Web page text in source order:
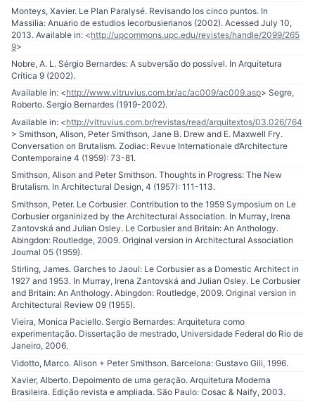
Monteys, Xavier. Le Plan Paralysé. Revisando los cinco puntos. In
Massilia: Anuario de estudios lecorbusierianos (2002). Acessed July 10,
2013. Available in: <http://upcommons.upc.edu/revistes/handle/2099/265
9>
Nobre, A. L. Sérgio Bernardes: A subversão do possível. In Arquitetura
Crítica 9 (2002).
Available in: <http://www.vitruvius.com.br/ac/ac009/ac009.asp> Segre,
Roberto. Sergio Bernardes (1919-2002).
Available in: <http://vitruvius.com.br/revistas/read/arquitextos/03.026/764
> Smithson, Alison, Peter Smithson, Jane B. Drew and E. Maxwell Fry.
Conversation on Brutalism. Zodiac: Revue Internationale d’Architecture
Contemporaine 4 (1959): 73-81.
Smithson, Alison and Peter Smithson. Thoughts in Progress: The New
Brutalism. In Architectural Design, 4 (1957): 111-113.
Smithson, Peter. Le Corbusier. Contribution to the 1959 Symposium on Le
Corbusier organinized by the Architectural Association. In Murray, Irena
Zantovská and Julian Osley. Le Corbusier and Britain: An Anthology.
Abingdon: Routledge, 2009. Original version in Architectural Association
Journal 05 (1959).
Stirling, James. Garches to Jaoul: Le Corbusier as a Domestic Architect in
1927 and 1953. In Murray, Irena Zantovská and Julian Osley. Le Corbusier
and Britain: An Anthology. Abingdon: Routledge, 2009. Original version in
Architectural Review 09 (1955).
Vieira, Monica Paciello. Sergio Bernardes: Arquitetura como
experimentação. Dissertação de mestrado, Universidade Federal do Rio de
Janeiro, 2006.
Vidotto, Marco. Alison + Peter Smithson. Barcelona: Gustavo Gili, 1996.
Xavier, Alberto. Depoimento de uma geração. Arquitetura Moderna
Brasileira. Edição revista e ampliada. São Paulo: Cosac & Naify, 2003.